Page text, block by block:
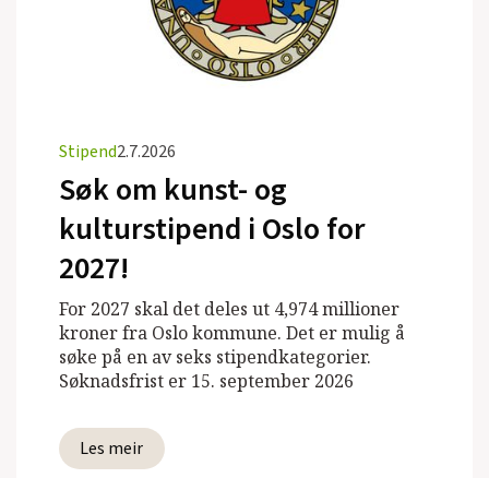
Stipend2.7.2026
Søk om kunst- og
kulturstipend i Oslo for
2027!
For 2027 skal det deles ut 4,974 millioner
kroner fra Oslo kommune. Det er mulig å
søke på en av seks stipendkategorier.
Søknadsfrist er 15. september 2026
Les meir